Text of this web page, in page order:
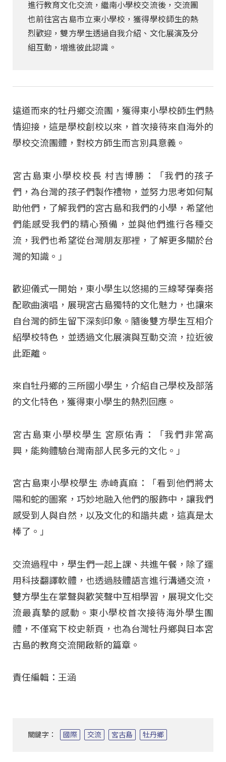
進行教育文化交流，繼南小學校交流後，交流團
也前往宮古島市立東小學校，獲得學校師生的熱
烈歡迎，雙方學生透過自我介紹、文化展演及分
組互動，增進彼此認識。
遠道而來的牡丹鄉交流團，獲得東小學校師生們熱
情迎接，這是學校創校以來，首次接待來自海外的
學校交流團體，對校方師生而言別具意義。
宮古島東小學校校長 村吉博勝：「我們的孩子
們，為台灣的孩子們製作禮物，並努力思考如何幫
助他們，了解我們的宮古島和我們的小學，希望他
們能感受我們的精心預備，並與他們進行各種交
流，我們也希望從台灣朋友那裡，了解更多關於台
灣的知識。」
歡迎儀式一開始，東小學生以悠揚的三線琴彈奏搭
配歌曲演唱，展現宮古島獨特的文化魅力，也讓來
自台灣的師生留下深刻印象。隨後雙方學生互相介
紹學校特色，並透過文化展演與互動交流，拉近彼
此距離。
來自牡丹鄉的三所國小學生，介紹自己學校及部落
的文化特色，獲得東小學生的熱烈回應。
宮古島東小學校學生 宮原佑青：「我們非常高
興，能夠體驗台灣南部人民多元的文化。」
宮古島東小學校學生 赤崎真麻：「看到他們將太
陽和蛇的圖案，巧妙地融入他們的服飾中，讓我們
感受到人與自然，以及文化的和諧共處，這真是太
棒了。」
交流過程中，學生們一起上課、共進午餐，除了運
用科技翻譯軟體，也透過肢體語言進行溝通交流，
雙方學生在掌聲與歡笑聲中互相學習，展現文化交
流最真摯的感動。東小學校首次接待海外學生團
體，不僅寫下校史新頁，也為台灣牡丹鄉與日本宮
古島的教育交流開啟新的篇章。
責任編輯：王涵
關鍵字： 國際 交流 宮古島 牡丹鄉